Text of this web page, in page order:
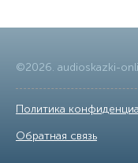
©2026. audioskazki-
Политика
Обратная связь